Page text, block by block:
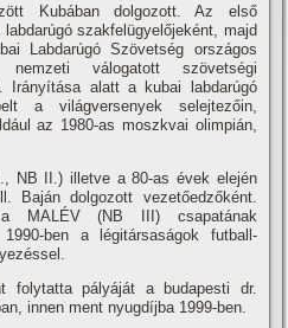
Kubában dolgozott. Az első
szakfelügyelőjeként, majd
Labdarúgó Szövetség országos
válogatott szövetségi
Irányí­tása alatt a kubai labdarúgó
a világversenyek selejtezőin,
az 1980-as moszkvai olimpián,
NB II.) illetve a 80-as évek elején
Baján dolgozott vezetőedzőként.
MALÉV (NB III) csapatának
ben a légitársaságok futball-
folytatta pályáját a budapesti dr.
innen ment nyugdí­jba 1999-ben.